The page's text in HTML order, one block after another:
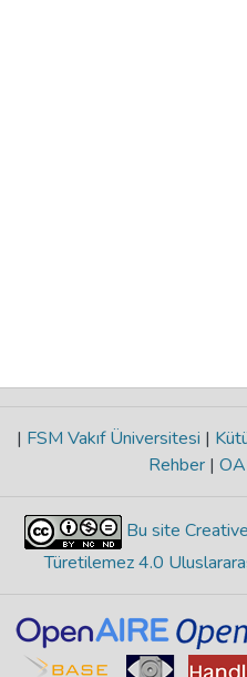
| FSM Vakıf Üniversitesi |
Rehber |
Bu site
Türetilemez 4.0